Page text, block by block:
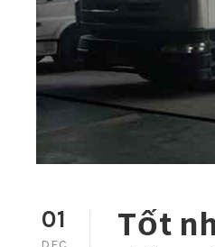
01
Tốt